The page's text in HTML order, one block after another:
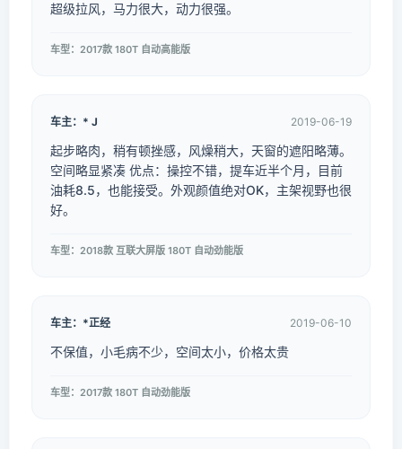
超级拉风，马力很大，动力很强。
车型：2017款 180T 自动高能版
车主：* J 2019-06-19
起步略肉，稍有顿挫感，风燥稍大，天窗的遮阳略薄。
空间略显紧凑 优点：操控不错，提车近半个月，目前
油耗8.5，也能接受。外观颜值绝对OK，主架视野也很
好。
车型：2018款 互联大屏版 180T 自动劲能版
车主：*正经 2019-06-10
不保值，小毛病不少，空间太小，价格太贵
车型：2017款 180T 自动劲能版